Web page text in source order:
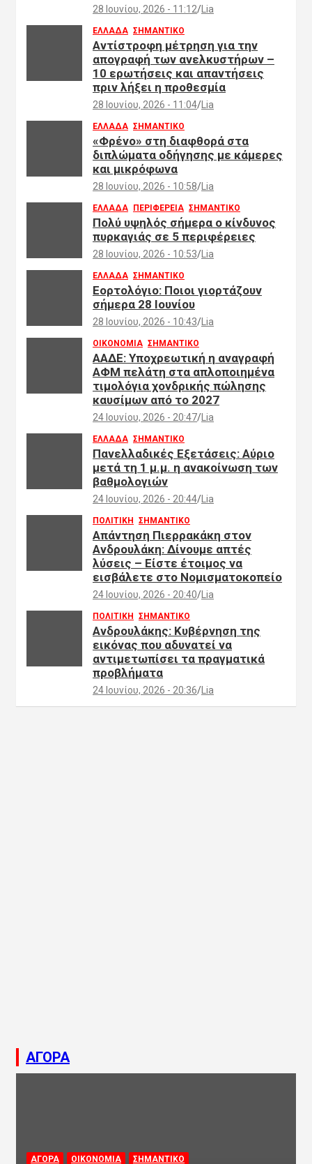
28 Ιουνίου, 2026 - 11:12 Lia
ΕΛΛΑΔΑ ΣΗΜΑΝΤΙΚΟ
Αντίστροφη μέτρηση για την
απογραφή των ανελκυστήρων –
10 ερωτήσεις και απαντήσεις
πριν λήξει η προθεσμία
28 Ιουνίου, 2026 - 11:04 Lia
ΕΛΛΑΔΑ ΣΗΜΑΝΤΙΚΟ
«Φρένο» στη διαφθορά στα
διπλώματα οδήγησης με κάμερες
και μικρόφωνα
28 Ιουνίου, 2026 - 10:58 Lia
ΕΛΛΑΔΑ ΠΕΡΙΦΕΡΕΙΑ ΣΗΜΑΝΤΙΚΟ
Πολύ υψηλός σήμερα ο κίνδυνος
πυρκαγιάς σε 5 περιφέρειες
28 Ιουνίου, 2026 - 10:53 Lia
ΕΛΛΑΔΑ ΣΗΜΑΝΤΙΚΟ
Εορτολόγιο: Ποιοι γιορτάζουν
σήμερα 28 Ιουνίου
28 Ιουνίου, 2026 - 10:43 Lia
ΟΙΚΟΝΟΜΙΑ ΣΗΜΑΝΤΙΚΟ
ΑΑΔΕ: Υποχρεωτική η αναγραφή
ΑΦΜ πελάτη στα απλοποιημένα
τιμολόγια χονδρικής πώλησης
καυσίμων από το 2027
24 Ιουνίου, 2026 - 20:47 Lia
ΕΛΛΑΔΑ ΣΗΜΑΝΤΙΚΟ
Πανελλαδικές Εξετάσεις: Αύριο
μετά τη 1 μ.μ. η ανακοίνωση των
βαθμολογιών
24 Ιουνίου, 2026 - 20:44 Lia
ΠΟΛΙΤΙΚΗ ΣΗΜΑΝΤΙΚΟ
Απάντηση Πιερρακάκη στον
Ανδρουλάκη: Δίνουμε απτές
λύσεις – Είστε έτοιμος να
εισβάλετε στο Νομισματοκοπείο
24 Ιουνίου, 2026 - 20:40 Lia
ΠΟΛΙΤΙΚΗ ΣΗΜΑΝΤΙΚΟ
Ανδρουλάκης: Κυβέρνηση της
εικόνας που αδυνατεί να
αντιμετωπίσει τα πραγματικά
προβλήματα
24 Ιουνίου, 2026 - 20:36 Lia
ΑΓΟΡΑ
ΑΓΟΡΑ ΟΙΚΟΝΟΜΙΑ ΣΗΜΑΝΤΙΚΟ